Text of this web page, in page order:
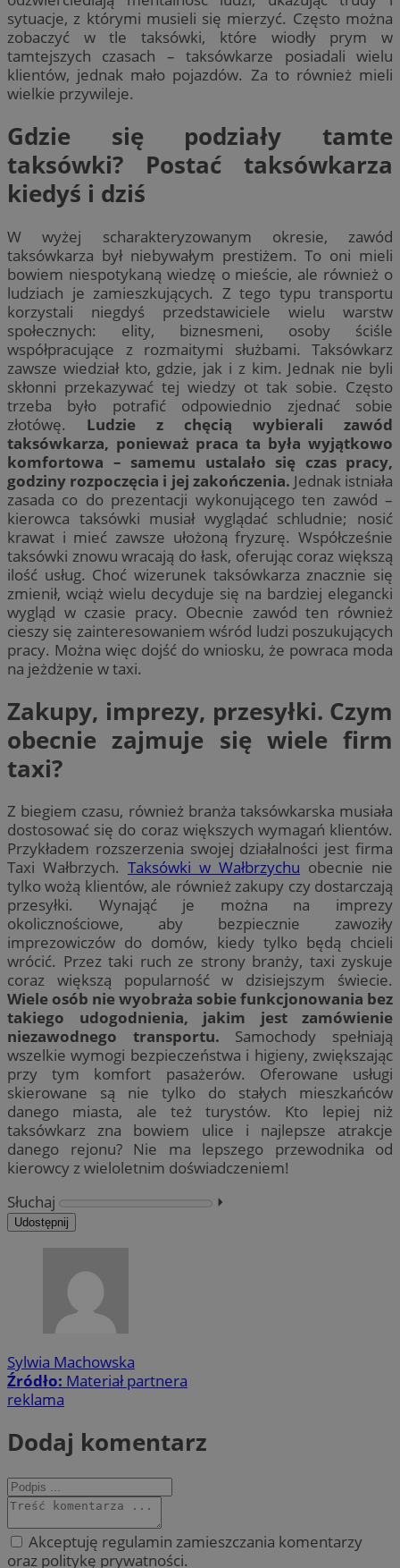
sytuacje, z którymi musieli się mierzyć. Często można
zobaczyć w tle taksówki, które wiodły prym w
tamtejszych czasach – taksówkarze posiadali wielu
klientów, jednak mało pojazdów. Za to również mieli
wielkie przywileje.
Gdzie się podziały tamte
taksówki? Postać taksówkarza
kiedyś i dziś
W wyżej scharakteryzowanym okresie, zawód
taksówkarza był niebywałym prestiżem. To oni mieli
bowiem niespotykaną wiedzę o mieście, ale również o
ludziach je zamieszkujących. Z tego typu transportu
korzystali niegdyś przedstawiciele wielu warstw
społecznych: elity, biznesmeni, osoby ściśle
współpracujące z rozmaitymi służbami. Taksówkarz
zawsze wiedział kto, gdzie, jak i z kim. Jednak nie byli
skłonni przekazywać tej wiedzy ot tak sobie. Często
trzeba było potrafić odpowiednio zjednać sobie
złotówę. Ludzie z chęcią wybierali zawód
taksówkarza, ponieważ praca ta była wyjątkowo
komfortowa – samemu ustalało się czas pracy,
godziny rozpoczęcia i jej zakończenia. Jednak istniała
zasada co do prezentacji wykonującego ten zawód –
kierowca taksówki musiał wyglądać schludnie; nosić
krawat i mieć zawsze ułożoną fryzurę. Współcześnie
taksówki znowu wracają do łask, oferując coraz większą
ilość usług. Choć wizerunek taksówkarza znacznie się
zmienił, wciąż wielu decyduje się na bardziej elegancki
wygląd w czasie pracy. Obecnie zawód ten również
cieszy się zainteresowaniem wśród ludzi poszukujących
pracy. Można więc dojść do wniosku, że powraca moda
na jeżdżenie w taxi.
Zakupy, imprezy, przesyłki. Czym
obecnie zajmuje się wiele firm
taxi?
Z biegiem czasu, również branża taksówkarska musiała
dostosować się do coraz większych wymagań klientów.
Przykładem rozszerzenia swojej działalności jest firma
Taxi Wałbrzych. Taksówki w Wałbrzychu obecnie nie
tylko wożą klientów, ale również zakupy czy dostarczają
przesyłki. Wynająć je można na imprezy
okolicznościowe, aby bezpiecznie zawoziły
imprezowiczów do domów, kiedy tylko będą chcieli
wrócić. Przez taki ruch ze strony branży, taxi zyskuje
coraz większą popularność w dzisiejszym świecie.
Wiele osób nie wyobraża sobie funkcjonowania bez
takiego udogodnienia, jakim jest zamówienie
niezawodnego transportu. Samochody spełniają
wszelkie wymogi bezpieczeństwa i higieny, zwiększając
przy tym komfort pasażerów. Oferowane usługi
skierowane są nie tylko do stałych mieszkańców
danego miasta, ale też turystów. Kto lepiej niż
taksówkarz zna bowiem ulice i najlepsze atrakcje
danego rejonu? Nie ma lepszego przewodnika od
kierowcy z wieloletnim doświadczeniem!
Słuchaj
⏵︎
Udostępnij
Sylwia Machowska
Źródło: Materiał partnera
reklama
Dodaj komentarz
Akceptuję regulamin zamieszczania komentarzy
oraz politykę prywatności.